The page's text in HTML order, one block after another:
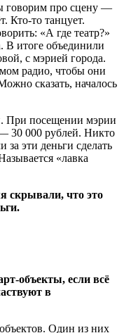
говорим про сцену —
Кто-то танцует.
«А где театр?»
В итоге объединили
с мэрией города.
радио, чтобы они
сказать, началось
При посещении мэрии
30 000 рублей. Никто
эти деньги сделать
«лавка
скрывали, что это
объекты, если всё
в
Один из них